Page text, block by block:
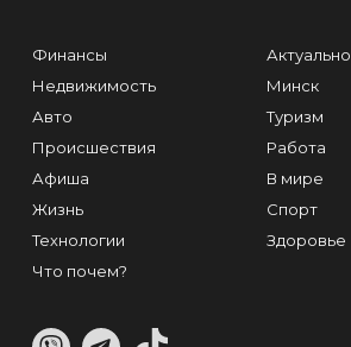
Финансы
Недвижимость
Авто
Происшествия
Афиша
Жизнь
Технологии
Что почем?
Актуально
Минск
Туризм
Работа
В мире
Спорт
Здоровье